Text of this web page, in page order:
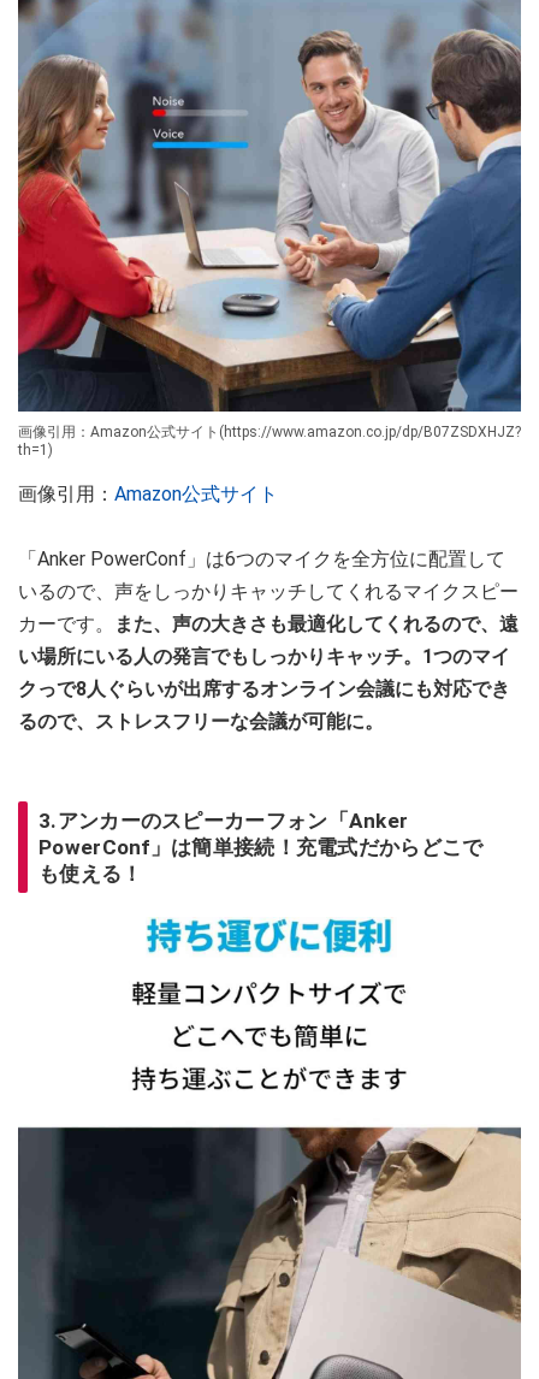
画像引用：Amazon公式サイト(https://www.amazon.co.jp/dp/B07ZSDXHJZ?
th=1)
画像引用： Amazon公式サイト
「Anker PowerConf」は6つのマイクを全方位に配置して
いるので、声をしっかりキャッチしてくれるマイクスピー
カーです。
また、声の大きさも最適化してくれるので、遠
い場所にいる人の発言でもしっかりキャッチ。1つのマイ
クっで8人ぐらいが出席するオンライン会議にも対応でき
るので、ストレスフリーな会議が可能に。
3.アンカーのスピーカーフォン「Anker
PowerConf」は簡単接続！充電式だからどこで
も使える！